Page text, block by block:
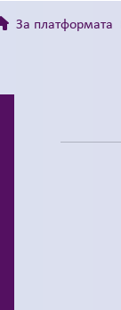
За платформата